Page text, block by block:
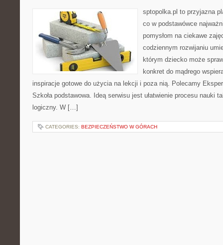
sptopolka.pl to przyjazna
co w podstawówce
pomysłom na ciekawe
codziennym rozwijaniu
którym dziecko może
konkret do mądrego
inspiracje gotowe do użycia na lekcji i poza nią. Polecamy
Szkoła podstawowa. Ideą serwisu jest ułatwienie procesu nauki
logiczny. W […]
CATEGORIES: BEZPIECZEŃSTWO W GÓRACH